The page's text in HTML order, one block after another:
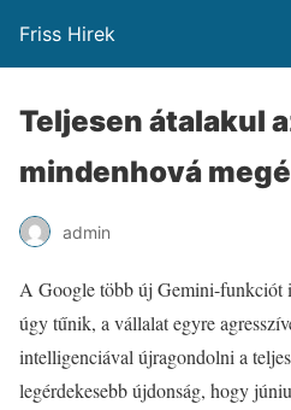
Friss Hirek
Teljesen átalakul
mindenhová
admin
A Google több új Gemini-funkciót
úgy tűnik, a vállalat egyre
intelligenciával újragondolni a
legérdekesebb újdonság, hogy